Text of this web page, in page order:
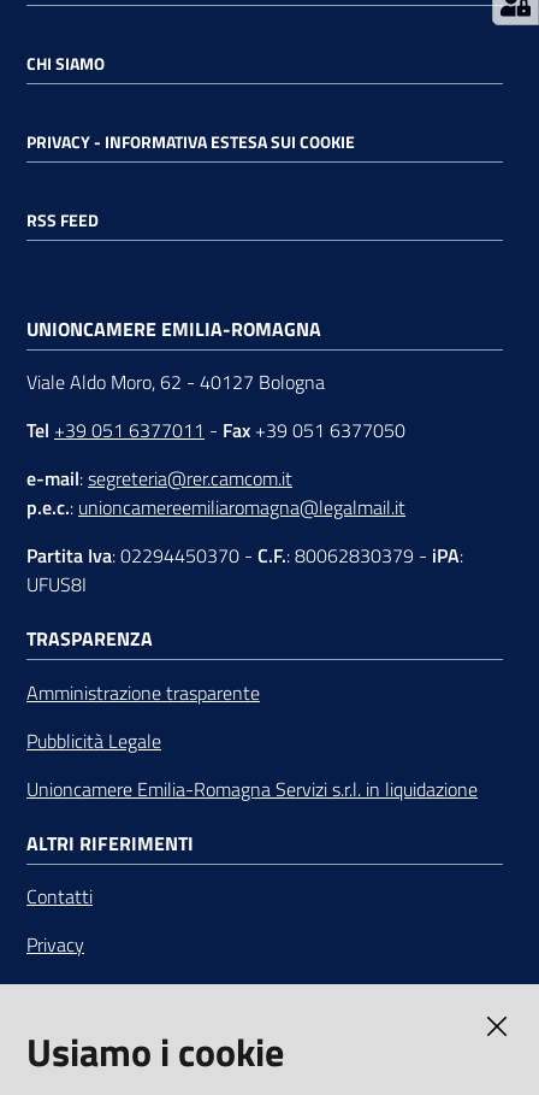
CHI SIAMO
PRIVACY - INFORMATIVA ESTESA SUI COOKIE
RSS FEED
UNIONCAMERE EMILIA-ROMAGNA
Viale Aldo Moro, 62 - 40127 Bologna
Tel +39 051 6377011 - Fax +39 051 6377050
e-mail:segreteria@rer.camcom.it
p.e.c.: unioncamereemiliaromagna@legalmail.it
Partita Iva: 02294450370 - C.F.: 80062830379 - iPA:
UFUS8I
TRASPARENZA
Amministrazione trasparente
Pubblicità Legale
Unioncamere Emilia-Romagna Servizi s.r.l. in liquidazione
ALTRI RIFERIMENTI
Contatti
Privacy
Note legali
Media Policy
Usiamo i cookie